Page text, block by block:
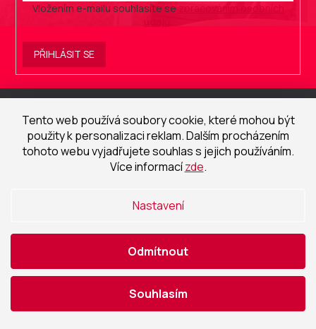
Tento web používá soubory cookie, které mohou být
použity k personalizaci reklam. Dalším procházením
tohoto webu vyjadřujete souhlas s jejich používáním.
Více informacízde.
Nastavení
Odmítnout
Souhlasím
Vložením e-mailu souhlasíte se zpracováním osobních
.
PŘIHLÁSIT SE
Z
Sortiment